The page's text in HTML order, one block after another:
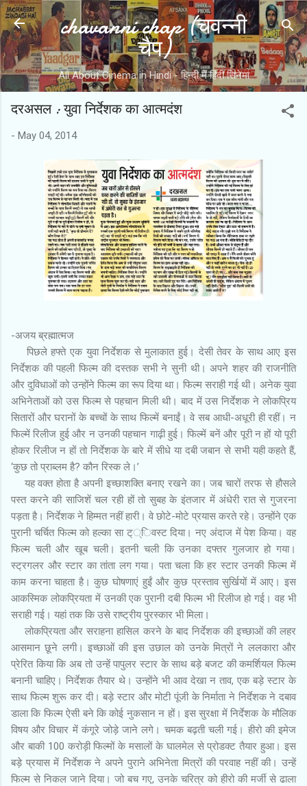
Skip to main content
chavanni chap (चवन्नी
चैप)
All About Cinema in Hindi - हिन्दी में हिंदी सिनेमा
दरअसल : युवा निर्देशक का आत्मदंश
- May 04, 2014
-अजय ब्रह्मात्मज
पिछले हफ्ते एक युवा निर्देशक से मुलाकात हुई। देसी तेवर के साथ आए इस
निर्देशक की पहली फिल्म की दस्तक सभी ने सुनी थी। अपने शहर की राजनीति
और दुविधाओं को उन्होंने फिल्म का रूप दिया था। फिल्म सराही गई थी। अनेक युवा
अभिनेताओं को उस फिल्म से पहचान मिली थी। बाद में उस निर्देशक ने लोकप्रिय
सितारों और घरानों के बच्चों के साथ फिल्में बनाईं। वे सब आधी-अधूरी ही रहीं। न
फिल्में रिलीज हुई और न उनकी पहचान गाढ़ी हुई। फिल्में बनें और पूरी न हों यो पूरी
होकर रिलीज न हों तो निर्देशक के बारे में सीधे या दबी जबान से सभी यही कहते हैं,
‘कुछ तो प्राब्लम है? कौन रिस्क ले।’
यह वक्त होता है अपनी इच्छाशक्ति बनाए रखने का। जब चारों तरफ से हौसले
पस्त करने की साजिशें चल रही हों तो सुबह के इंतजार में अंधेरी रात से गुजरना
पड़ता है। निर्देशक ने हिम्मत नहीं हारी। वे छोटे-मोटे प्रयास करते रहे। उन्होंने एक
पुरानी चर्चित फिल्म को हल्का सा ट््िवस्ट दिया। नए अंदाज में पेश किया। वह
फिल्म चली और खूब चली। इतनी चली कि उनका दफ्तर गुलजार हो गया।
स्ट्रगलर और स्टार का तांता लग गया। पता चला कि हर स्टार उनकी फिल्म में
काम करना चाहता है। कुछ घोषणाएं हुईं और कुछ प्रस्ताव सुर्खियों में आए। इस
आकस्मिक लोकप्रियता में उनकी एक पुरानी दबी फिल्म भी रिलीज हो गई। वह भी
सराही गई। यहां तक कि उसे राष्ट्रीय पुरस्कार भी मिला।
लोकप्रियता और सराहना हासिल करने के बाद निर्देशक की इच्छाओं की लहर
आसमान छूने लगी। इच्छाओं की इस उछाल को उनके मित्रों ने ललकारा और
प्रेरित किया कि अब तो उन्हें पापुलर स्टार के साथ बड़े बजट की कमर्शियल फिल्म
बनानी चाहिए। निर्देशक तैयार थे। उन्होंने भी आव देखा न ताव, एक बड़े स्टार के
साथ फिल्म शुरू कर दी। बड़े स्टार और मोटी पूंजी के निर्माता ने निर्देशक ने दबाव
डाला कि फिल्म ऐसी बने कि कोई नुकसान न हों। इस सुरक्षा में निर्देशक के मौलिक
विषय और विचार में कंगूरे जोड़े जाने लगे। चमक बढ़ती चली गई। हीरो की इमेज
और बाकी 100 करोड़ी फिल्मों के मसालों के घालमेल से प्रोडक्ट तैयार हुआ। इस
बड़े प्रयास में निर्देशक ने अपने पुराने अभिनेता मित्रों की परवाह नहीं की। उन्हें
फिल्म से निकल जाने दिया। जो बच गए, उनके चरित्र को हीरो की मर्जी से ढाला